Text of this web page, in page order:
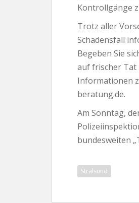
Kontrollgänge
Trotz aller
Schadensfall
Begeben Sie
auf frischer Tat
Informationen
beratung.de.
Am Sonntag,
bundesweiten
Stralsund